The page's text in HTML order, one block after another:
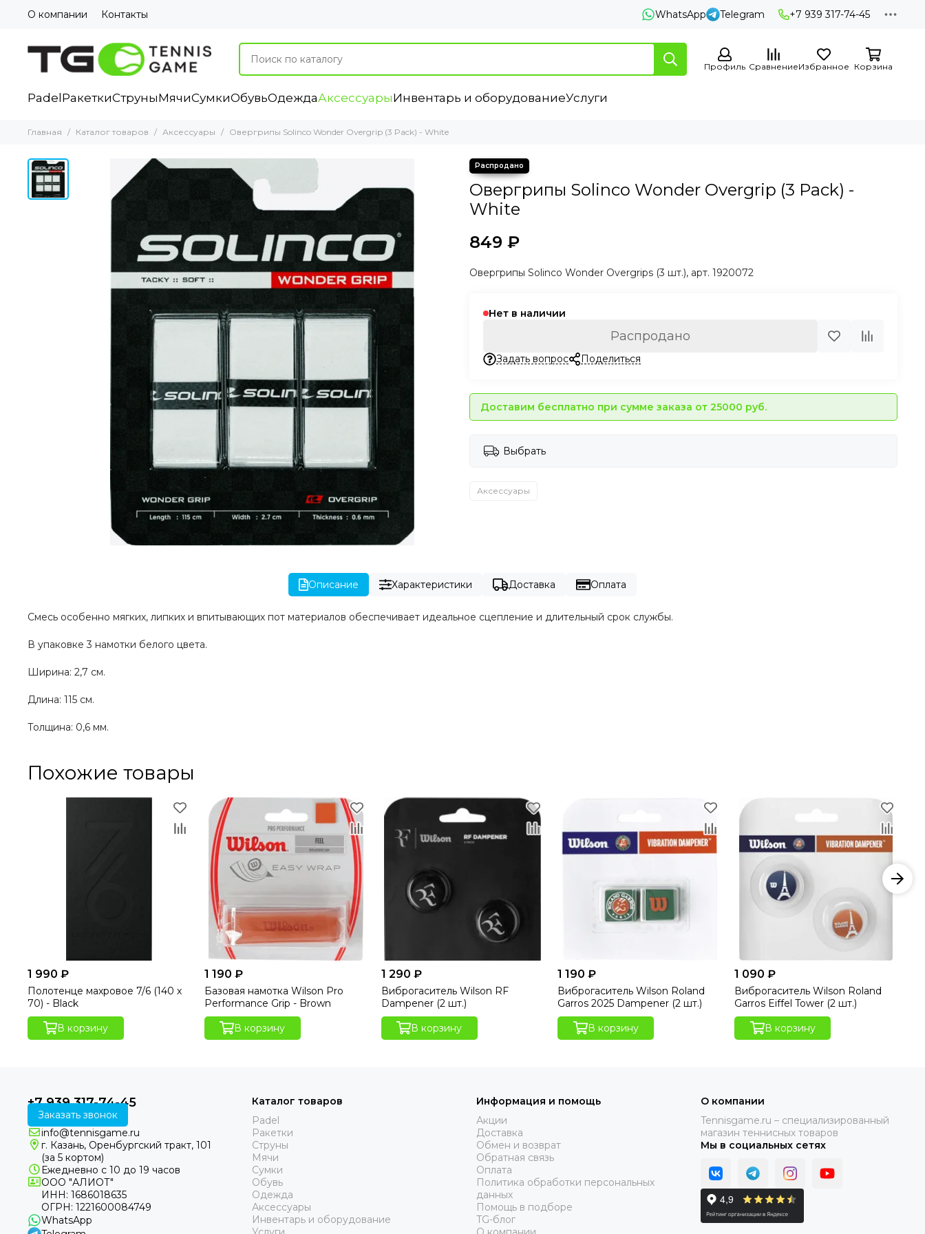
О компании Контакты WhatsApp Telegram +7 939 317-74-45
Профиль СравнениеИзбранное Корзина
Padel РакеткиСтруныМячиСумкиОбувьОдеждаАксессуарыИнвентарь и оборудованиеУслуги
Главная Каталог товаров Аксессуары Овергрипы Solinco Wonder Overgrip (3 Pack) - White
Овергрипы Solinco Wonder Overgrip (3 Pack) -
White
849 ₽
Овергрипы Solinco Wonder Overgrips (3 шт.), арт. 1920072
Нет в наличии
Распродано
Задать вопрос Поделиться
Доставим бесплатно при сумме заказа от 25000 руб.
Выбрать
Аксессуары
Описание Характеристики Доставка Оплата
Смесь особенно мягких, липких и впитывающих пот материалов обеспечивает идеальное сцепление и длительный срок службы.
В упаковке 3 намотки белого цвета.
Ширина: 2,7 см.
Длина: 115 см.
Толщина: 0,6 мм.
Похожие товары
1 990 ₽
Полотенце махровое 7/6 (140 х
70) - Black
В корзину
1 190 ₽
Базовая намотка Wilson Pro
Performance Grip - Brown
В корзину
1 290 ₽
Виброгаситель Wilson RF
Dampener (2 шт.)
В корзину
1 190 ₽
Виброгаситель Wilson Roland
Garros 2025 Dampener (2 шт.)
В корзину
1 090 ₽
Виброгаситель Wilson Roland
Garros Eiffel Tower (2 шт.)
В корзину
+7 939 317-74-45
Заказать звонок
info@tennisgame.ru
г. Казань, Оренбургский тракт, 101
(за 5 кортом)
Ежедневно с 10 до 19 часов
ООО "АЛИОТ"
ИНН: 1686018635
ОГРН: 1221600084749
WhatsApp
Каталог товаров
Padel
Ракетки
Струны
Мячи
Сумки
Обувь
Одежда
Аксессуары
Инвентарь и оборудование
Информация и помощь
Акции
Доставка
Обмен и возврат
Обратная связь
Оплата
Политика обработки персональных
данных
Помощь в подборе
TG-блог
О компании
Tennisgame.ru – специализированный
магазин теннисных товаров
Мы в социальных сетях